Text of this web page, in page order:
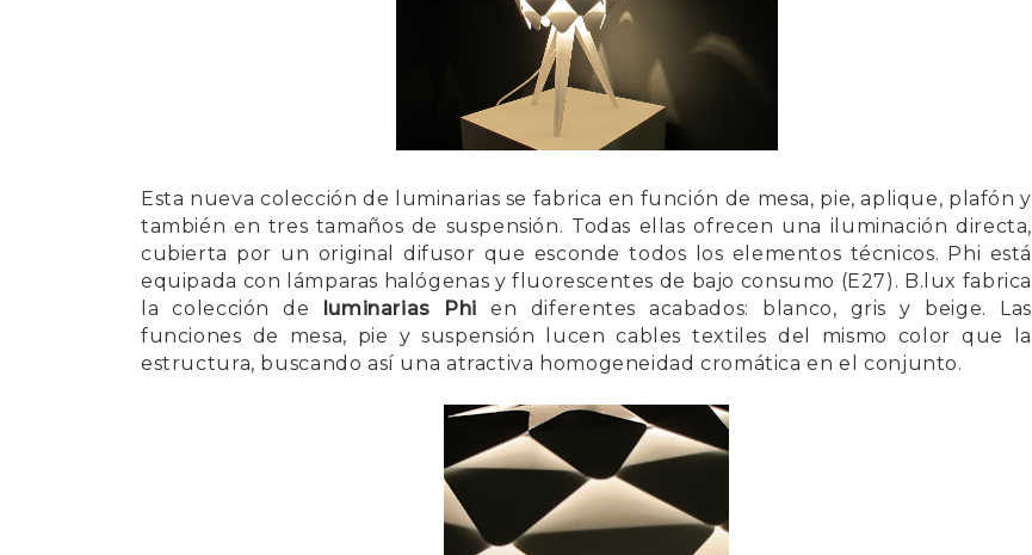
Esta nueva colección de luminarias se fabrica en función de mesa, pie, aplique, plafón y
también en tres tamaños de suspensión. Todas ellas ofrecen una iluminación directa,
cubierta por un original difusor que esconde todos los elementos técnicos. Phi está
equipada con lámparas halógenas y fluorescentes de bajo consumo (E27). B.lux fabrica
la colección de luminarias Phien diferentes acabados: blanco, gris y beige. Las
funciones de mesa, pie y suspensión lucen cables textiles del mismo color que la
estructura, buscando así una atractiva homogeneidad cromática en el conjunto.